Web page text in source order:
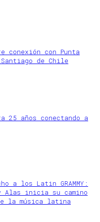
conexión con Punta
Santiago de Chile
25 años conectando a
a los Latin GRAMMY:
Alas inicia su camino
la música latina